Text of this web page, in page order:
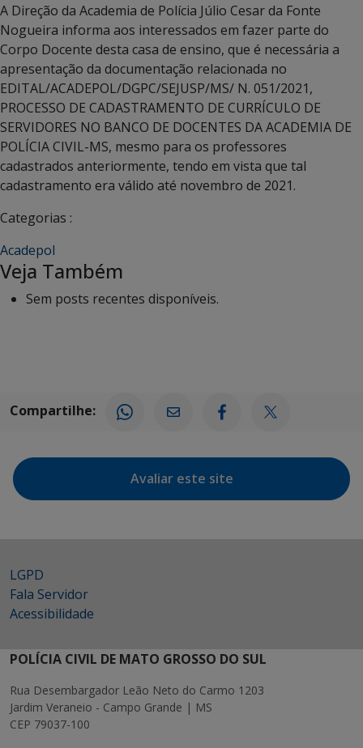
A Direção da Academia de Polícia Júlio Cesar da Fonte
Nogueira informa aos interessados em fazer parte do
Corpo Docente desta casa de ensino, que é necessária a
apresentação da documentação relacionada no
EDITAL/ACADEPOL/DGPC/SEJUSP/MS/ N. 051/2021,
PROCESSO DE CADASTRAMENTO DE CURRÍCULO DE
SERVIDORES NO BANCO DE DOCENTES DA ACADEMIA DE
POLÍCIA CIVIL-MS, mesmo para os professores
cadastrados anteriormente, tendo em vista que tal
cadastramento era válido até novembro de 2021.
Categorias :
Acadepol
Veja Também
Sem posts recentes disponíveis.
Compartilhe:
Avaliar este site
LGPD
Fala Servidor
Acessibilidade
POLÍCIA CIVIL DE MATO GROSSO DO SUL
Rua Desembargador Leão Neto do Carmo 1203
Jardim Veraneio - Campo Grande | MS
CEP 79037-100